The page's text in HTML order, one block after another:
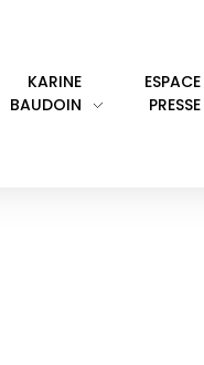
KARINE
BAUDOIN
ESPACE
PRESSE